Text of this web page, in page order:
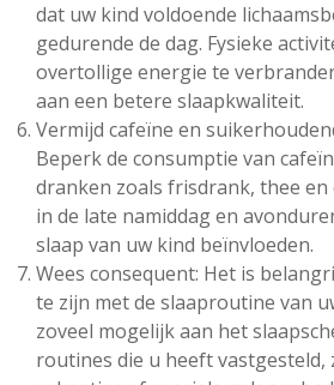
dat uw kind voldoende
gedurende de dag. Fysieke
overtollige energie te
aan een betere slaapkwaliteit.
Vermijd cafeïne en
Beperk de consumptie van
dranken zoals frisdrank, thee en
in de late namiddag en
slaap van uw kind beïnvloeden.
Wees consequent: Het is
te zijn met de slaaproutine van
zoveel mogelijk aan het
routines die u heeft vastgesteld,